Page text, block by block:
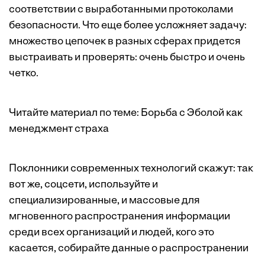
соответствии с выработанными протоколами
безопасности. Что еще более усложняет задачу:
множество цепочек в разных сферах придется
выстраивать и проверять: очень быстро и очень
четко.
Читайте материал по теме: Борьба с Эболой как
менеджмент страха
Поклонники современных технологий скажут: так
вот же, соцсети, используйте и
специализированные, и массовые для
мгновенного распространения информации
среди всех организаций и людей, кого это
касается, собирайте данные о распространении